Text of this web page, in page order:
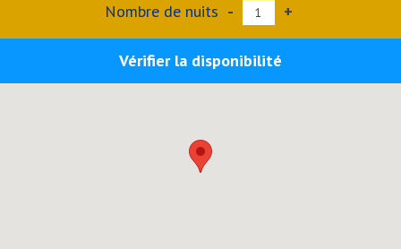
Nombre de nuits - +
Vérifier la disponibilité